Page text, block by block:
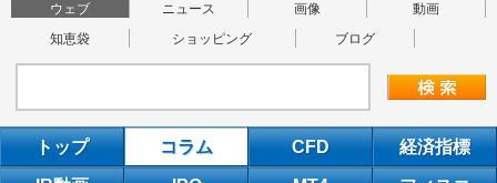
ウェブ ニュース 画像
動画
知恵袋
ショッピング ブログ
トップ コラム CFD 経済指標